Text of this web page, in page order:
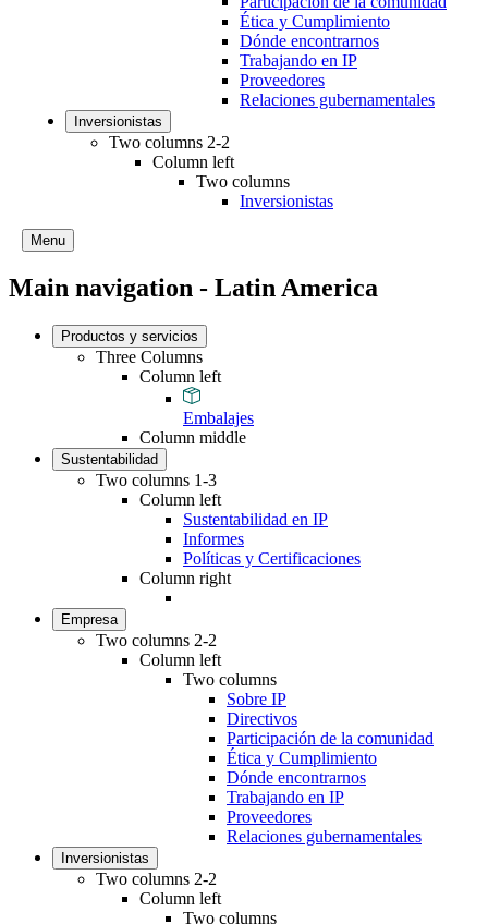
Ética y Cumplimiento
Dónde encontrarnos
Trabajando en IP
Proveedores
Relaciones gubernamentales
Inversionistas
Two columns 2-2
Column left
Two columns
Inversionistas
Menu
Main navigation - Latin America
Productos y servicios
Three Columns
Column left
Embalajes
Column middle
Sustentabilidad
Two columns 1-3
Column left
Sustentabilidad en IP
Informes
Políticas y Certificaciones
Column right
Empresa
Two columns 2-2
Column left
Two columns
Sobre IP
Directivos
Participación de la comunidad
Ética y Cumplimiento
Dónde encontrarnos
Trabajando en IP
Proveedores
Relaciones gubernamentales
Inversionistas
Two columns 2-2
Column left
Two columns